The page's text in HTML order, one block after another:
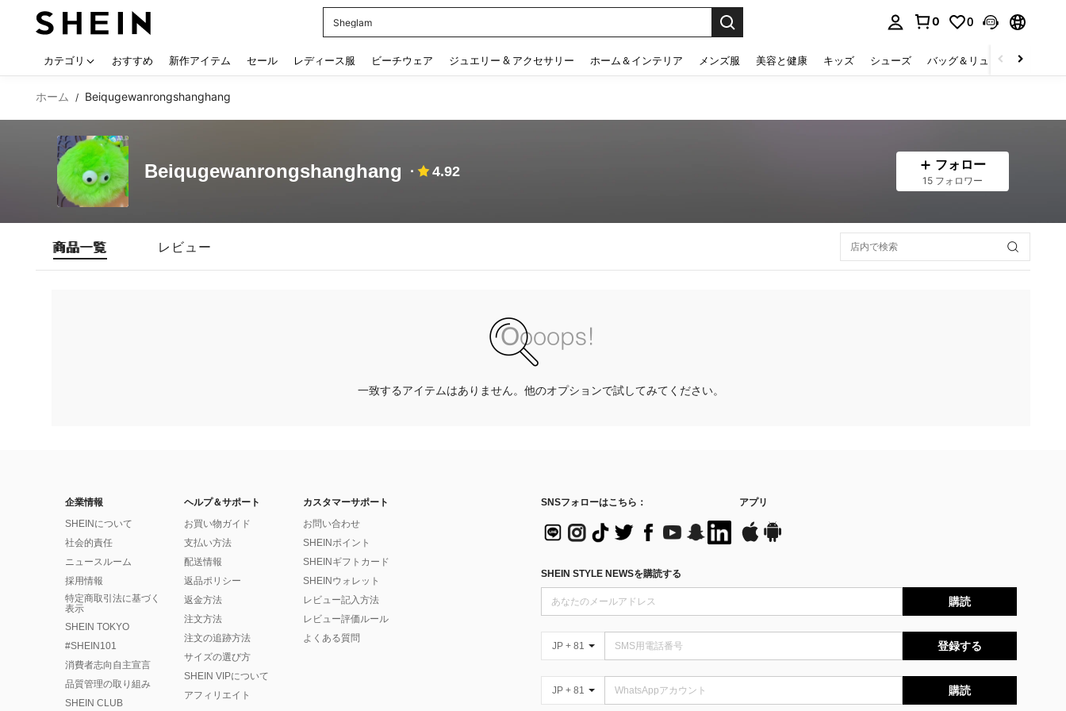
Sheglam
0 0
カテゴリ おすすめ 新作アイテム セール レディース服 ビーチウェア ジュエリー & アクセサリー ホーム＆インテリア メンズ服 美容と健康 キッズ シューズ バッグ＆リュック
ホーム / Beiqugewanrongshanghang
Beiqugewanrongshanghang 4.92 フォロー
15 フォロワー
商品一覧 レビュー
一致するアイテムはありません。他のオプションで試してみてください。
企業情報
SHEINについて
社会的責任
ニュースルーム
採用情報
特定商取引法に基づく
表示
SHEIN TOKYO
#SHEIN101
消費者志向自主宣言
品質管理の取り組み
SHEIN CLUB
ヘルプ＆サポート
お買い物ガイド
支払い方法
配送情報
返品ポリシー
返金方法
注文方法
注文の追跡方法
サイズの選び方
SHEIN VIPについて
アフィリエイト
カスタマーサポート
お問い合わせ
SHEINポイント
SHEINギフトカード
SHEINウォレット
レビュー記入方法
レビュー評価ルール
よくある質問
SNSフォローはこちら： アプリ
SHEIN STYLE NEWSを購読する
購読
JP + 81 登録する
JP + 81 購読